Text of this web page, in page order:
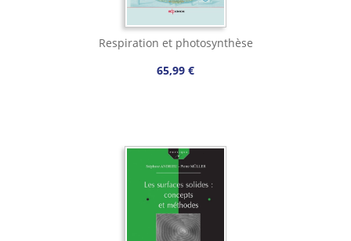
Respiration et photosynthèse
65,99 €